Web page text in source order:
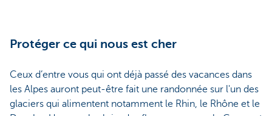
Protéger ce qui nous est cher
Ceux d’entre vous qui ont déjà passé des vacances dans
les Alpes auront peut-être fait une randonnée sur l'un des
glaciers qui alimentent notamment le Rhin, le Rhône et le